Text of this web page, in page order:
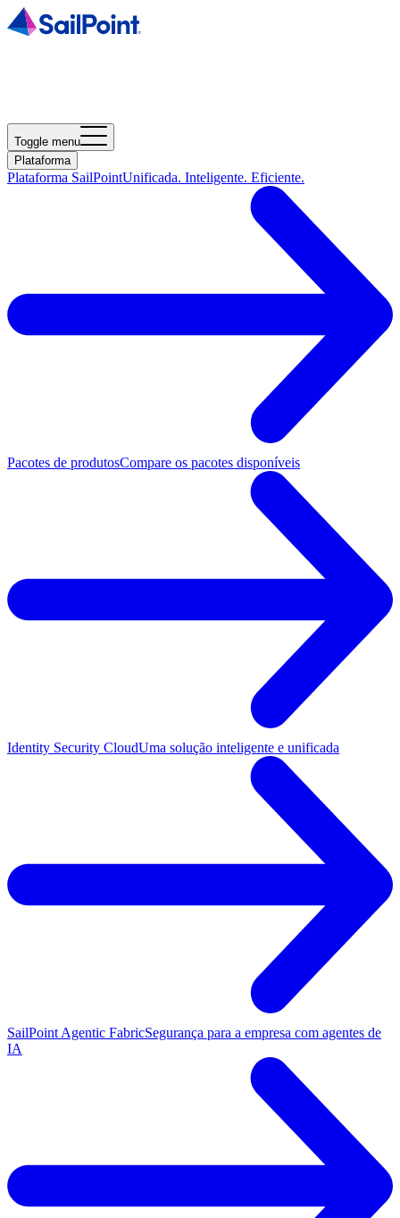
Toggle menu
Plataforma
Plataforma SailPointUnificada. Inteligente. Eficiente.
Pacotes de produtosCompare os pacotes disponíveis
Identity Security CloudUma solução inteligente e unificada
SailPoint Agentic FabricSegurança para a empresa com agentes de
IA